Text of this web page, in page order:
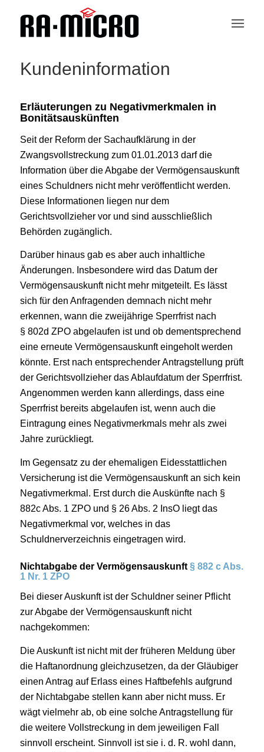
Kundeninformation
Erläuterungen zu Negativmerkmalen in
Bonitätsauskünften
Seit der Reform der Sachaufklärung in der
Zwangsvollstreckung zum 01.01.2013 darf die
Information über die Abgabe der Vermögensauskunft
eines Schuldners nicht mehr veröffentlicht werden.
Diese Informationen liegen nur dem
Gerichtsvollzieher vor und sind ausschließlich
Behörden zugänglich.
Darüber hinaus gab es aber auch inhaltliche
Änderungen. Insbesondere wird das Datum der
Vermögensauskunft nicht mehr mitgeteilt. Es lässt
sich für den Anfragenden demnach nicht mehr
erkennen, wann die zweijährige Sperrfrist nach
§ 802d ZPO abgelaufen ist und ob dementsprechend
eine erneute Vermögensauskunft eingeholt werden
könnte. Erst nach entsprechender Antragstellung prüft
der Gerichtsvollzieher das Ablaufdatum der Sperrfrist.
Angenommen werden kann allerdings, dass eine
Sperrfrist bereits abgelaufen ist, wenn auch die
Eintragung eines Negativmerkmals mehr als zwei
Jahre zurückliegt.
Im Gegensatz zu der ehemaligen Eidesstattlichen
Versicherung ist die Vermögensauskunft an sich kein
Negativmerkmal. Erst durch die Auskünfte nach §
882c Abs. 1 ZPO und § 26 Abs. 2 InsO liegt das
Negativmerkmal vor, welches in das
Schuldnerverzeichnis eingetragen wird.
Nichtabgabe der Vermögensauskunft § 882 c Abs.
1 Nr. 1 ZPO
Bei dieser Auskunft ist der Schuldner seiner Pflicht
zur Abgabe der Vermögensauskunft nicht
nachgekommen:
Die Auskunft ist nicht mit der früheren Meldung über
die Haftanordnung gleichzusetzen, da der Gläubiger
einen Antrag auf Erlass eines Haftbefehls aufgrund
der Nichtabgabe stellen kann aber nicht muss. Er
wägt vielmehr ab, ob eine solche Antragstellung für
die weitere Vollstreckung in dem jeweiligen Fall
sinnvoll erscheint. Sinnvoll ist sie i. d. R. wohl dann,